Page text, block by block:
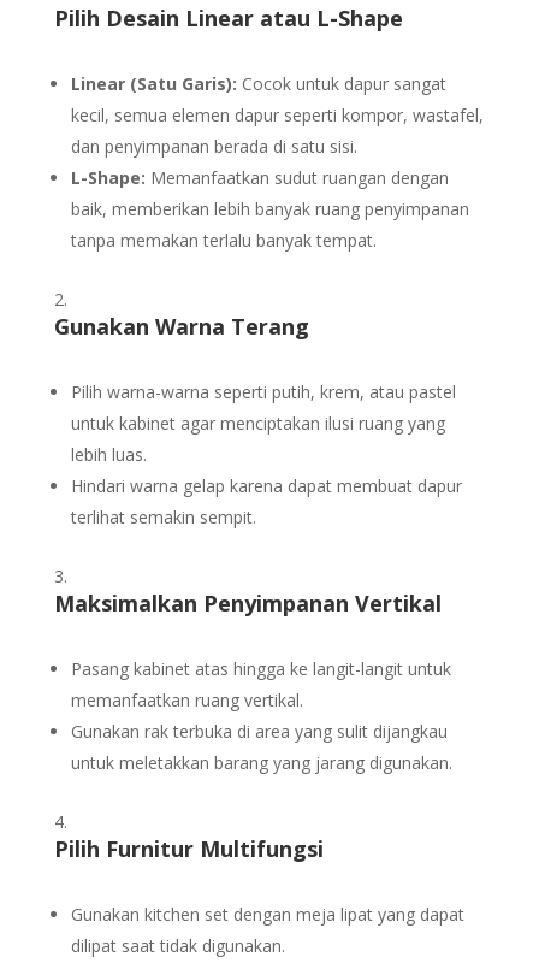
Pilih Desain Linear atau L-Shape
Linear (Satu Garis): Cocok untuk dapur sangat
kecil, semua elemen dapur seperti kompor, wastafel,
dan penyimpanan berada di satu sisi.
L-Shape: Memanfaatkan sudut ruangan dengan
baik, memberikan lebih banyak ruang penyimpanan
tanpa memakan terlalu banyak tempat.
Gunakan Warna Terang
Pilih warna-warna seperti putih, krem, atau pastel
untuk kabinet agar menciptakan ilusi ruang yang
lebih luas.
Hindari warna gelap karena dapat membuat dapur
terlihat semakin sempit.
Maksimalkan Penyimpanan Vertikal
Pasang kabinet atas hingga ke langit-langit untuk
memanfaatkan ruang vertikal.
Gunakan rak terbuka di area yang sulit dijangkau
untuk meletakkan barang yang jarang digunakan.
Pilih Furnitur Multifungsi
Gunakan kitchen set dengan meja lipat yang dapat
dilipat saat tidak digunakan.